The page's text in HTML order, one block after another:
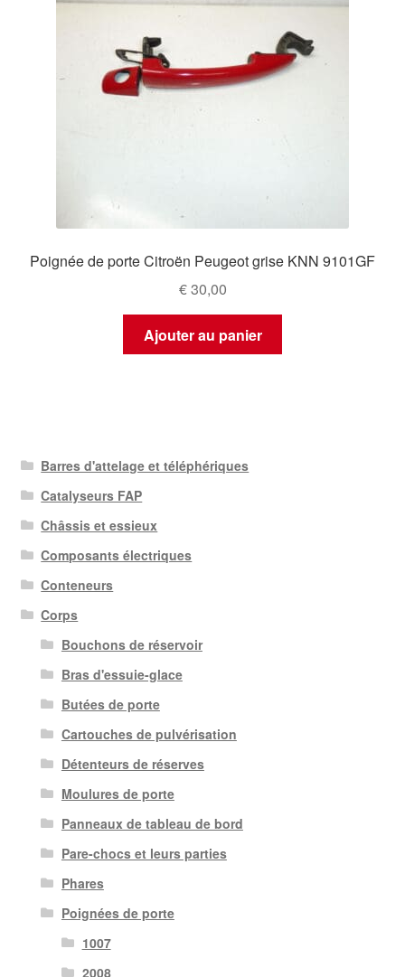
Poignée de porte Citroën Peugeot grise KNN 9101GF
€30,00
Ajouter au panier
Barres d'attelage et téléphériques
Catalyseurs FAP
Châssis et essieux
Composants électriques
Conteneurs
Corps
Bouchons de réservoir
Bras d'essuie-glace
Butées de porte
Cartouches de pulvérisation
Détenteurs de réserves
Moulures de porte
Panneaux de tableau de bord
Pare-chocs et leurs parties
Phares
Poignées de porte
1007
2008